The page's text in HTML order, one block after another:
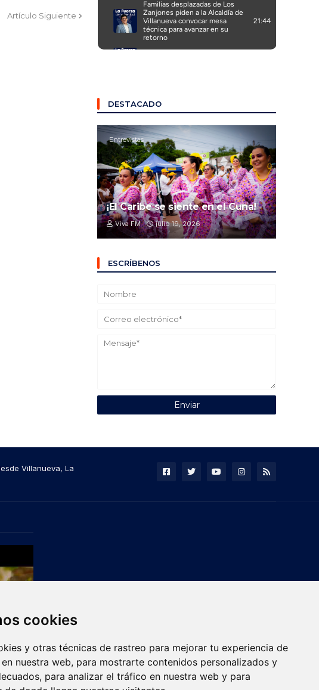
cookies
y otras técnicas de rastreo para mejorar tu experiencia de
nuestra web, para mostrarte contenidos personalizados y
para analizar el tráfico en nuestra web y para
Artículo Siguiente
DESTACADO
Entrevistas
¡El Caribe se siente en el Cuna!
Viva FM julio 19, 2026
ESCRÍBENOS
Villanueva, La